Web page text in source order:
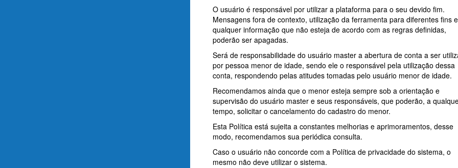
O usuário é responsável por utilizar a plataforma para o seu devido fim.
Mensagens fora de contexto, utilização da ferramenta para diferentes fins e
qualquer informação que não esteja de acordo com as regras definidas,
poderão ser apagadas.
Será de responsabilidade do usuário master a abertura de conta a ser
por pessoa menor de idade, sendo ele o responsável pela utilização dessa
conta, respondendo pelas atitudes tomadas pelo usuário menor de idade.
Recomendamos ainda que o menor esteja sempre sob a orientação e
supervisão do usuário master e seus responsáveis, que poderão, a
tempo, solicitar o cancelamento do cadastro do menor.
Esta Política está sujeita a constantes melhorias e aprimoramentos, desse
modo, recomendamos sua periódica consulta.
Caso o usuário não concorde com a Política de privacidade do sistema, o
mesmo não deve utilizar o sistema.